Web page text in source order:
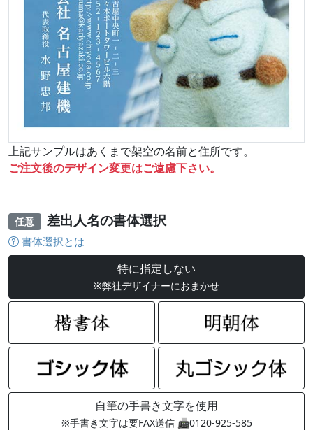
上記サンプルはあくまで架空の名前と住所です。
ご注文後のデザイン変更はご遠慮下さい。
任意 差出人名の書体選択
書体選択とは
特に指定しない
※弊社デザイナーにおまかせ
自筆の手書き文字を使用
※手書き文字は要FAX送信 📠0120-925-585